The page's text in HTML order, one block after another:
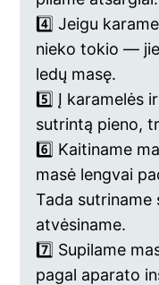
4️⃣ Jeigu
nieko tokio —
ledų masę.
5️⃣ Į karamelės
sutrintą pieno,
6️⃣ Kaitiname
masė lengvai
Tada sutriname
atvėsiname.
7️⃣ Supilame
pagal aparato